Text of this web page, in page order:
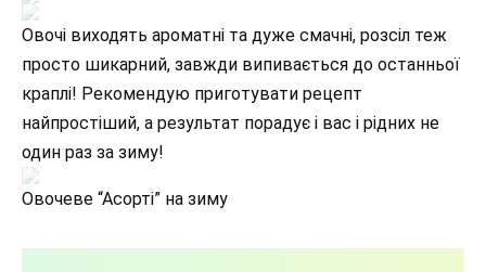
Овочі виходять ароматні та дуже смачні, розсіл теж
просто шикарний, завжди випивається до останньої
краплі! Рекомендую приготувати рецепт
найпростіший, а результат порадує і вас і рідних не
один раз за зиму!
Овочеве “Асорті” на зиму